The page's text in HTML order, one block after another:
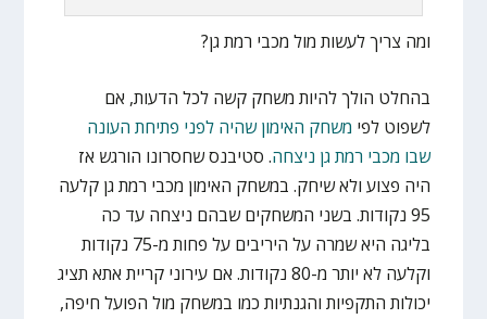
ומה צריך לעשות מול מכבי רמת גן?
בהחלט הולך להיות משחק קשה לכל הדעות, אם
לשפוט לפי משחק האימון שהיה לפני פתיחת העונה
שבו מכבי רמת גן ניצחה. סטיבנס שחסרונו הורגש אז
היה פצוע ולא שיחק. במשחק האימון מכבי רמת גן קלעה
95 נקודות. בשני המשחקים שבהם ניצחה עד כה
בליגה היא שמרה על היריבים על פחות מ-75 נקודות
וקלעה לא יותר מ-80 נקודות. אם עירוני קריית אתא תציג
יכולות התקפיות והגנתיות כמו במשחק מול הפועל חיפה,